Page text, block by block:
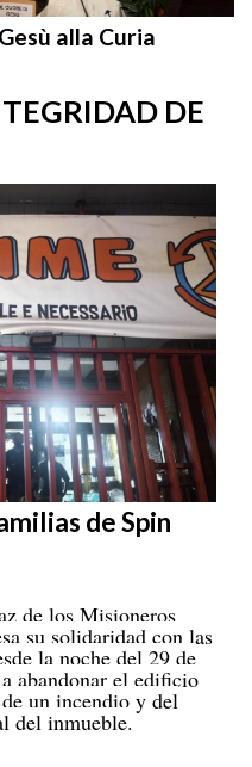
alla Curia
DE
de Spin
de los Misioneros
su solidaridad con las
la noche del 29 de
abandonar el edificio
un incendio y del
del inmueble.